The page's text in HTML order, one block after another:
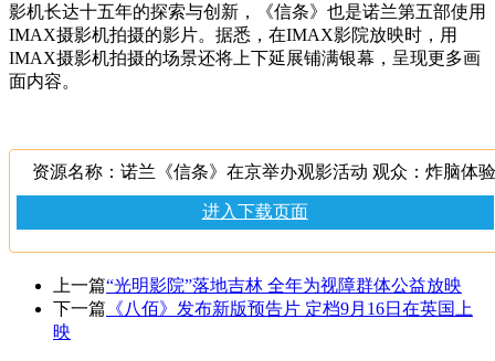
影机长达十五年的探索与创新，《信条》也是诺兰第五部使用
IMAX摄影机拍摄的影片。据悉，在IMAX影院放映时，用
IMAX摄影机拍摄的场景还将上下延展铺满银幕，呈现更多画
面内容。
资源名称：诺兰《信条》在京举办观影活动 观众：炸脑体
进入下载页面
上一篇“光明影院”落地吉林 全年为视障群体公益放映
下一篇 《八佰》发布新版预告片 定档9月16日在英国上
映